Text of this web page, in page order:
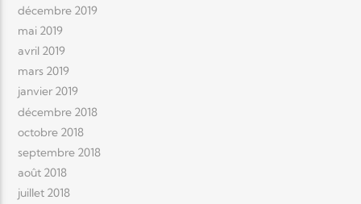
décembre 2019
mai 2019
avril 2019
mars 2019
janvier 2019
décembre 2018
octobre 2018
septembre 2018
août 2018
juillet 2018